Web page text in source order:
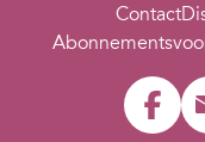
Contact